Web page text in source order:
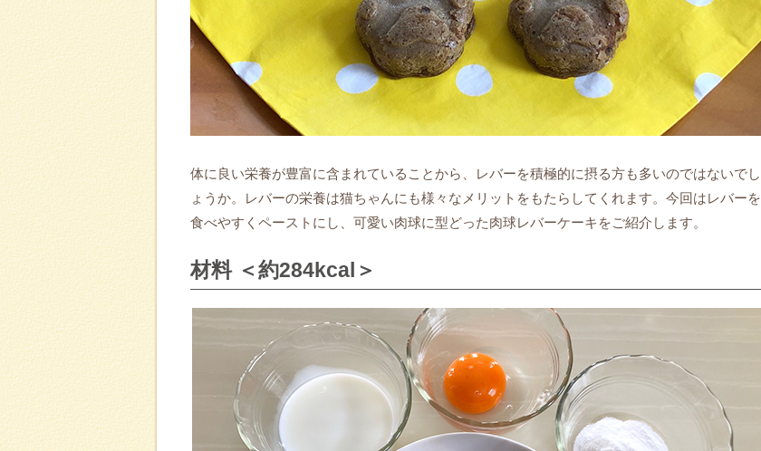
体に良い栄養が豊富に含まれていることから、レバーを積極的に摂る方も多いのではないでし
ょうか。レバーの栄養は猫ちゃんにも様々なメリットをもたらしてくれます。今回はレバーを
食べやすくペーストにし、可愛い肉球に型どった肉球レバーケーキをご紹介します。
材料 ＜約284kcal＞